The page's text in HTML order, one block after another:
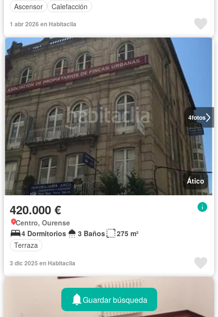
Ascensor
Calefacción
1 abr 2026 en Habitaclia
4fotos
Ático
420.000 €
Centro, Ourense
4 Dormitorios
3 Baños
275 m²
Terraza
3 dic 2025 en Habitaclia
Guardar búsqueda